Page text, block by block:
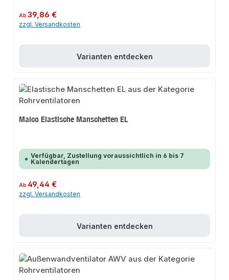
Regulärer Preis:
Ab39,86 €
zzgl. Versandkosten
Varianten entdecken
Maico Elastische Manschetten EL
Verfügbar, Zustellung voraussichtlich in 6 bis 7
Kalendertagen
Regulärer Preis:
Ab 49,44 €
zzgl. Versandkosten
Varianten entdecken